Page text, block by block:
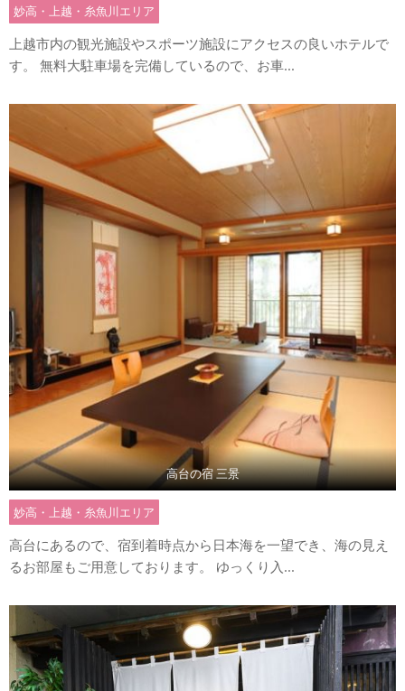
妙高・上越・糸魚川エリア
上越市内の観光施設やスポーツ施設にアクセスの良いホテルで
す。 無料大駐車場を完備しているので、お車...
高台の宿 三景
妙高・上越・糸魚川エリア
高台にあるので、宿到着時点から日本海を一望でき、海の見え
るお部屋もご用意しております。 ゆっくり入...